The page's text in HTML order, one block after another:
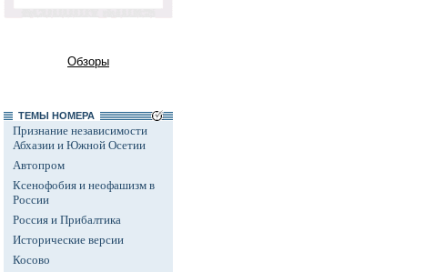
Обзоры
ТЕМЫ НОМЕРА
Признание независимости
Абхазии и Южной Осетии
Автопром
Ксенофобия и неофашизм в
России
Россия и Прибалтика
Исторические версии
Косово